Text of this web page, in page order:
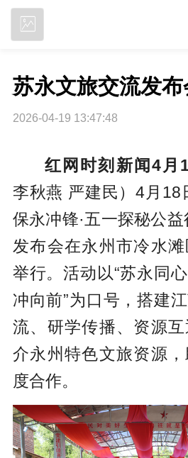
苏永文旅交流发
2026-04-19 13:47:48
红网时刻新闻4月
李秋燕 严建民）4月18
保永冲锋·五一探秘公
发布会在永州市冷水
举行。活动以“苏永同
冲向前”为口号，搭建
流、研学传播、资源
介永州特色文旅资源
度合作。